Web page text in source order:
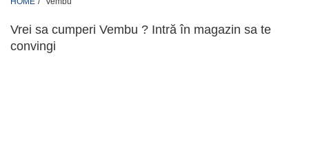
Vrei sa cumperi Vembu ? Intră în magazin sa te
convingi